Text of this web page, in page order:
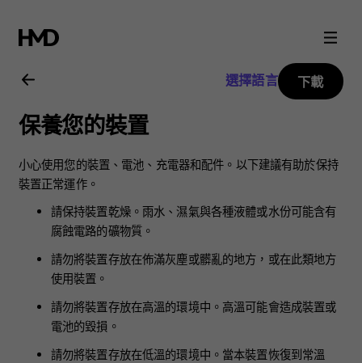
Nokia
C2
用
戶
指
南
選擇語言 下載
保養您的裝置
小心使用您的裝置、電池、充電器和配件。以下建議有助於保持
裝置正常運作。
請保持裝置乾燥。雨水、濕氣與各種液體或水份可能含有
腐蝕電路的礦物質。
請勿將裝置存放在佈滿灰塵或髒亂的地方，或在此類地方
使用裝置。
請勿將裝置存放在高溫的環境中。高溫可能會造成裝置或
電池的毀損。
請勿將裝置存放在低溫的環境中。當本裝置恢復到常溫